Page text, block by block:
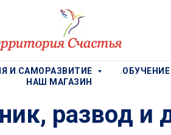
И САМОРАЗВИТИЕ
НАШ МАГАЗИН
развод и